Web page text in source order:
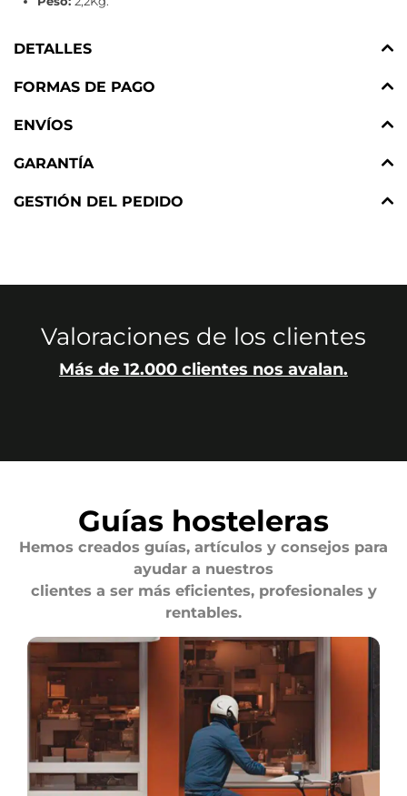
DETALLES
FORMAS DE PAGO
ENVÍOS
GARANTÍA
GESTIÓN DEL PEDIDO
Valoraciones de los clientes
Más de 12.000 clientes nos avalan.
Guías hosteleras
Hemos creados guías, artículos y consejos para
ayudar a nuestros
clientes a ser más eficientes, profesionales y
rentables.